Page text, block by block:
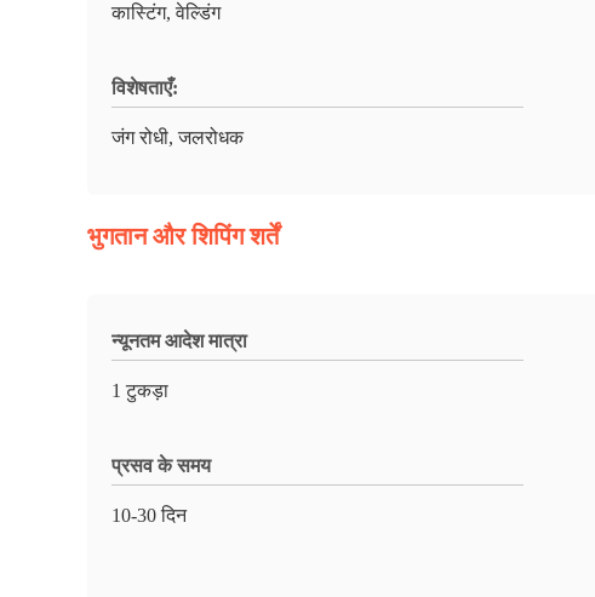
कास्टिंग, वेल्डिंग
विशेषताएँ:
जंग रोधी, जलरोधक
भुगतान और शिपिंग शर्तें
न्यूनतम आदेश मात्रा
1 टुकड़ा
प्रसव के समय
10-30 दिन